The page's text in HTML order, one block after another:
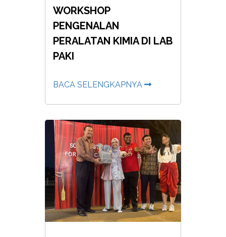
WORKSHOP
PENGENALAN
PERALATAN KIMIA DI LAB
PAKI
BACA SELENGKAPNYA